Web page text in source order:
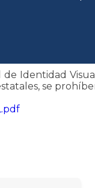
Identidad
se